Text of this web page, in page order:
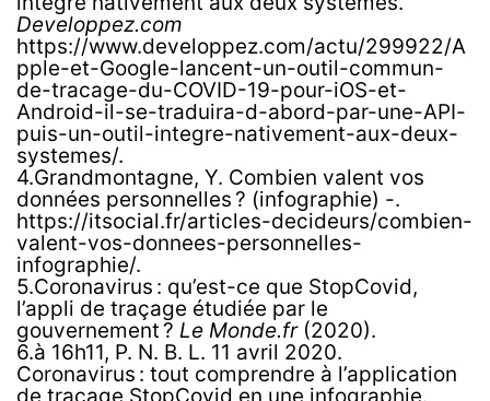
Developpez.com
https://www.developpez.com/actu/299922/A
pple-et-Google-lancent-un-outil-commun-
de-tracage-du-COVID-19-pour-iOS-et-
Android-il-se-traduira-d-abord-par-une-API-
puis-un-outil-integre-nativement-aux-deux-
systemes/.
4.Grandmontagne, Y. Combien valent vos
données personnelles ? (infographie) -.
https://itsocial.fr/articles-decideurs/combien-
valent-vos-donnees-personnelles-
infographie/.
5.Coronavirus : qu’est-ce que StopCovid,
l’appli de traçage étudiée par le
gouvernement ? Le Monde.fr(2020).
6.à 16h11, P. N. B. L. 11 avril 2020.
Coronavirus : tout comprendre à l’application
de traçage StopCovid en une infographie.